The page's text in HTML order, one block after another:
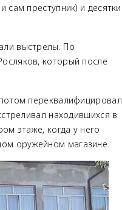
преступник) и десятки
выстрелы. По
который после
переквалифицировал
находившихся в
этаже, когда у него
оружейном магазине.